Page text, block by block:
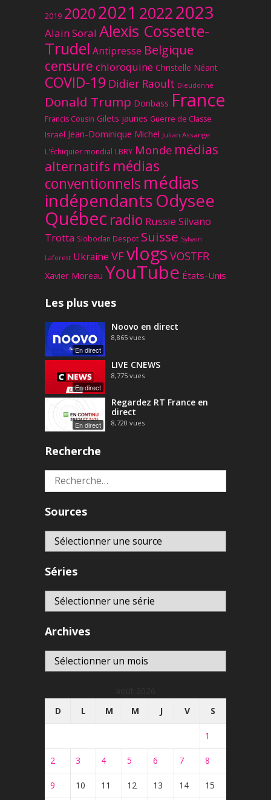
2019 20202021 20222023
Alain Soral Alexis Cossette-
Trudel Antipresse Belgique
censure chloroquine Christelle Néant
COVID-19 Didier Raoult Dieudonné
Donald Trump Donbass France
Francis Cousin Gilets jaunes Guerre de Classe
Israël Jean-Dominique Michel Julian Assange
L'Échiquier mondial LBRY Monde médias
alternatifs médias
conventionnels médias
indépendantsOdysee
Québec radio Russie Silvano
Trotta Slobodan Despot Suisse Sylvain
Laforest Ukraine VFvlogs VOSTFR
Xavier Moreau YouTube États-Unis
Les plus vues
En direct
Noovo en direct
8,865 vues
En direct
LIVE CNEWS
8,775 vues
En direct
Regardez RT France en
direct
8,720 vues
Recherche
Rechercher :
Sources
Séries
Archives
Archives
D
L M M J V S
1
2 3 4 5 6 7 8
9 10 11 12 13 14 15